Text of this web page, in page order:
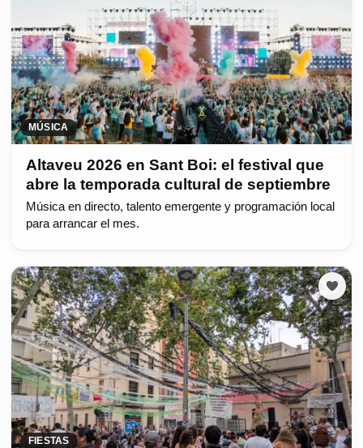
MÚSICA
Altaveu 2026 en Sant Boi: el festival que
abre la temporada cultural de septiembre
Música en directo, talento emergente y programación local
para arrancar el mes.
FIESTAS